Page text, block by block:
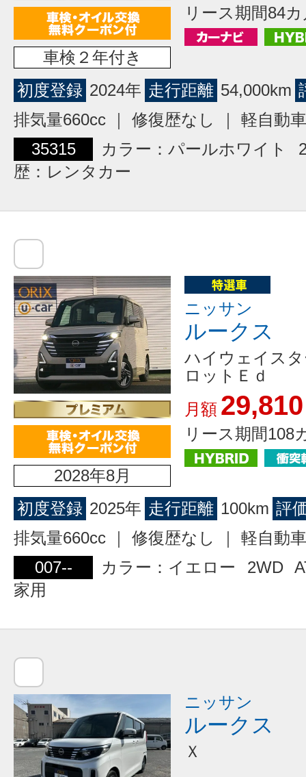
車検２年付き
リース期間84
初度登録 2024年 走行距離 54,000km
排気量660cc ｜ 修復歴なし ｜ 軽自動車
35315
カラー：パールホワイト
歴：レンタカー
2028年8月
ニッサン
ルークス
ハイウェイス
ロットＥｄ
月額 29,810
リース期間108
初度登録 2025年 走行距離 100km 評
排気量660cc ｜ 修復歴なし ｜ 軽自動車
007--
カラー：イエロー 2WD
家用
ニッサン
ルークス
Ｘ